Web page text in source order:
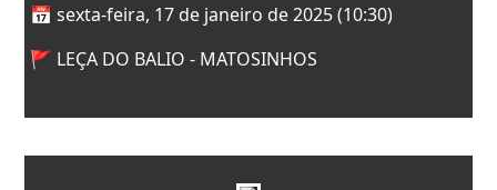
📅 sexta-feira, 17 de janeiro de 2025 (10:30)
🚩 LEÇA DO BALIO - MATOSINHOS